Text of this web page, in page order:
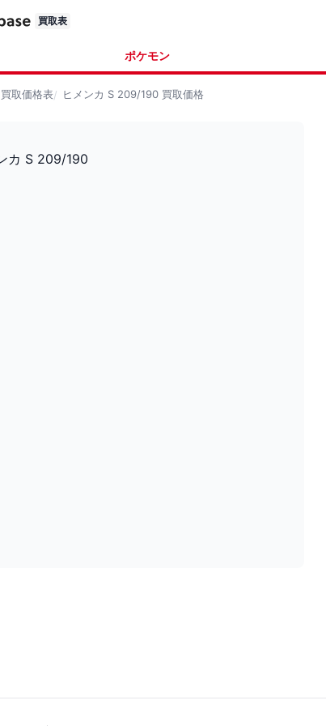
買取表
ポケモン
買取価格表 ヒメンカ S 209/190 買取価格